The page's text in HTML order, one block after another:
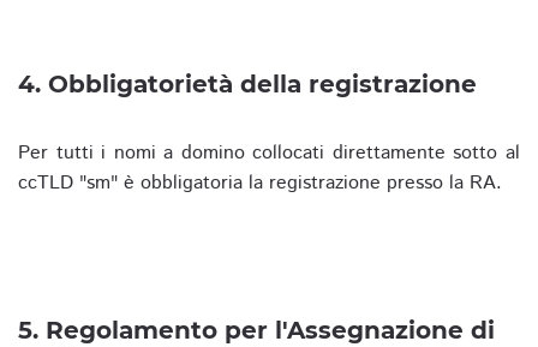
4. Obbligatorietà della registrazione
Per tutti i nomi a domino collocati direttamente sotto al
ccTLD "sm" è obbligatoria la registrazione presso la RA.
5. Regolamento per l'Assegnazione di